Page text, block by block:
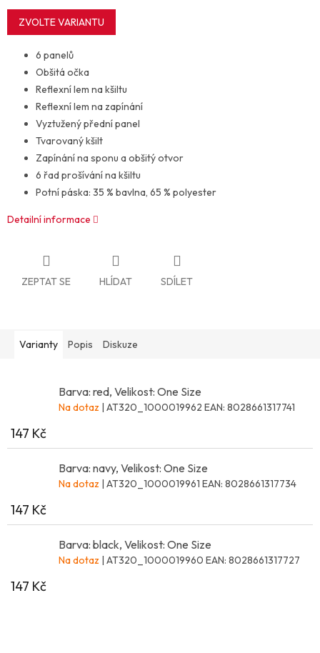
Měrná
cena:
ZVOLTE VARIANTU
6 panelů
Obšitá očka
Reflexní lem na kšiltu
Reflexní lem na zapínání
Vyztužený přední panel
Tvarovaný kšilt
Zapínání na sponu a obšitý otvor
6 řad prošívání na kšiltu
Potní páska: 35 % bavlna, 65 % polyester
Detailní informace
ZEPTAT SE HLÍDAT SDÍLET
Varianty Popis Diskuze
Barva: red, Velikost: One Size
Na dotaz | AT320_1000019962 EAN: 8028661317741
147 Kč
Barva: navy, Velikost: One Size
Na dotaz | AT320_1000019961 EAN: 8028661317734
147 Kč
Barva: black, Velikost: One Size
Na dotaz | AT320_1000019960 EAN: 8028661317727
147 Kč